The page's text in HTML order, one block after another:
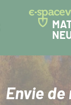
Envie